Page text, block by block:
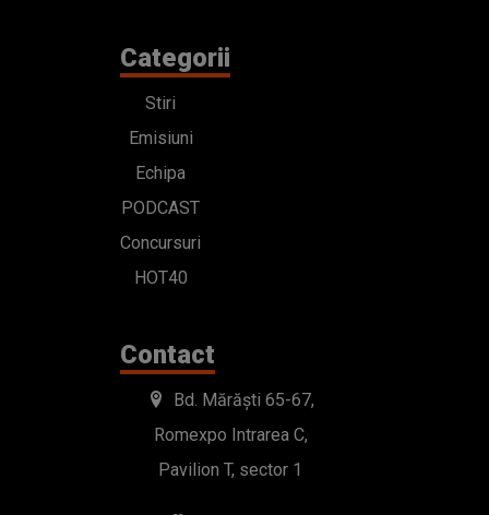
Categorii
Stiri
Emisiuni
Echipa
PODCAST
Concursuri
HOT40
Contact
Bd. Mărăști 65-67,
Romexpo Intrarea C,
Pavilion T, sector 1